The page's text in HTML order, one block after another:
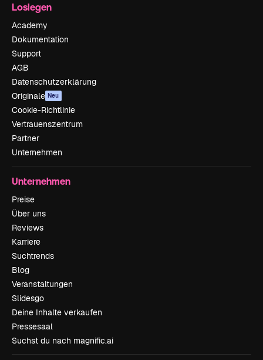
Loslegen
Academy
Dokumentation
Support
AGB
Datenschutzerklärung
Originale Neu
Cookie-Richtlinie
Vertrauenszentrum
Partner
Unternehmen
Unternehmen
Preise
Über uns
Reviews
Karriere
Suchtrends
Blog
Veranstaltungen
Slidesgo
Deine Inhalte verkaufen
Pressesaal
Suchst du nach magnific.ai